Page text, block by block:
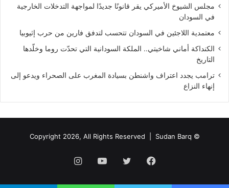
مجلس الشيوخ الأميركي يقر قانونًا جديدًا لمواجهة التدخلات الخارجية
في السودان
معتمدية اللاجئين في السودان تتحسب لتدفق فارين من حرب إثيوبيا
الكنداكة أماني شاخيتي.. الملكة السودانية التي تحدّت روما وخلّدها
التاريخ
ترامب يجدد اعتراف واشنطن بسيادة المغرب على الصحراء ويدعو إلى
إنهاء النزاع
© Copyright 2026, All Rights Reserved |
Sudan Barq
فيسبوك تويتر يوتيوبانستقرام